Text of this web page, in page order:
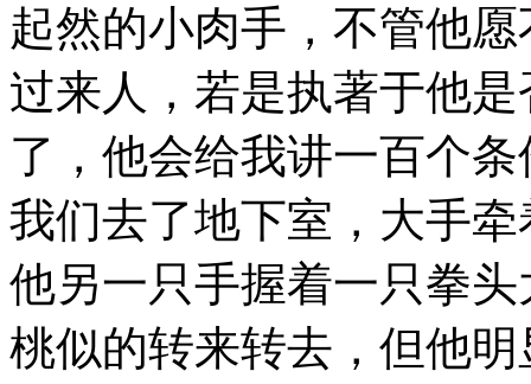
起然的小肉手，不管他
过来人，若是执著于他
了，他会给我讲一百个条
我们去了地下室，大手
他另一只手握着一只拳
桃似的转来转去，但他